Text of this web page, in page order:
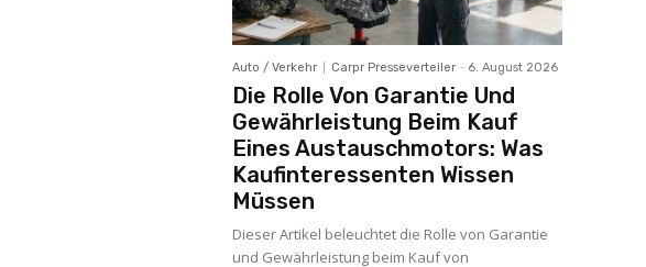
Auto / Verkehr Carpr Presseverteiler - 6. August 2026
Die Rolle Von Garantie Und
Gewährleistung Beim Kauf
Eines Austauschmotors: Was
Kaufinteressenten Wissen
Müssen
Dieser Artikel beleuchtet die Rolle von Garantie
und Gewährleistung beim Kauf von